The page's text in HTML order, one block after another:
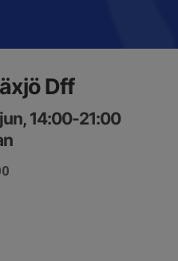
Dff
14:00-21:00